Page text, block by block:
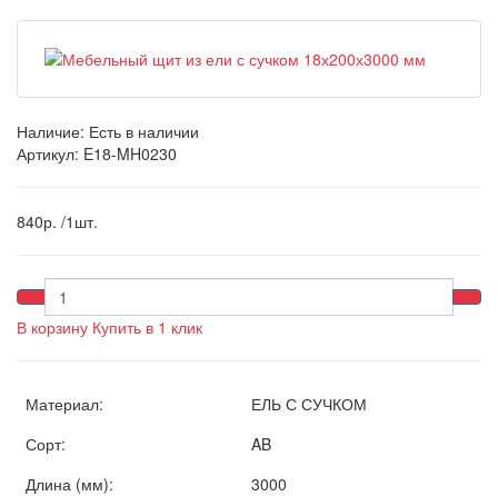
Наличие: Есть в наличии
Артикул: E18-MH0230
840р. /1шт.
В корзину Купить в 1 клик
Материал:
ЕЛЬ С СУЧКОМ
Сорт:
AB
Длина (мм):
3000